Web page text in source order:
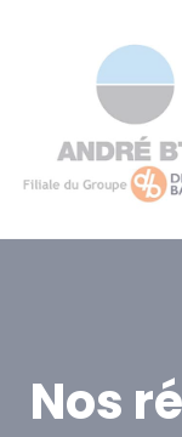
Nos